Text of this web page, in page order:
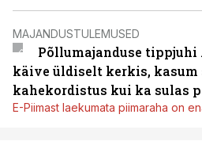
MAJANDUSTULEMUSED
Põllumajanduse
käive üldiselt kerkis, kasum
kahekordistus kui ka sulas
E-Piimast laekumata piimaraha on